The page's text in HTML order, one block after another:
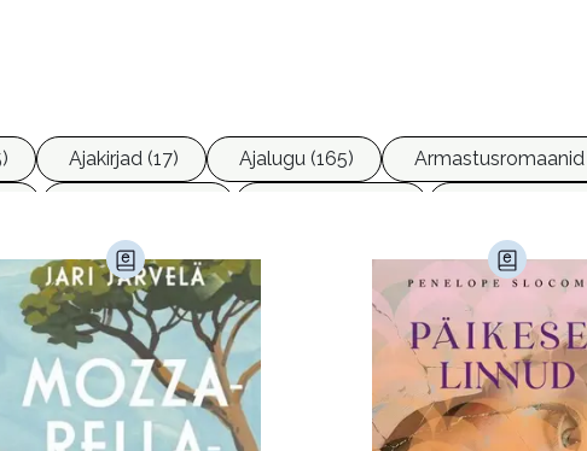
Ajakirjad (17) Ajalugu (165)
Juhtimine (23) Krimi ja põnevik (1285)
(580) Loodus (53) Loodusteadus (32)
Perioodika (15) Psühholoogia (185) Rahandus (46)
(6) Telekommunikatsioon (9) Tervis (147)
Õigus (22) Õppekirjandus (48) Ühiskond